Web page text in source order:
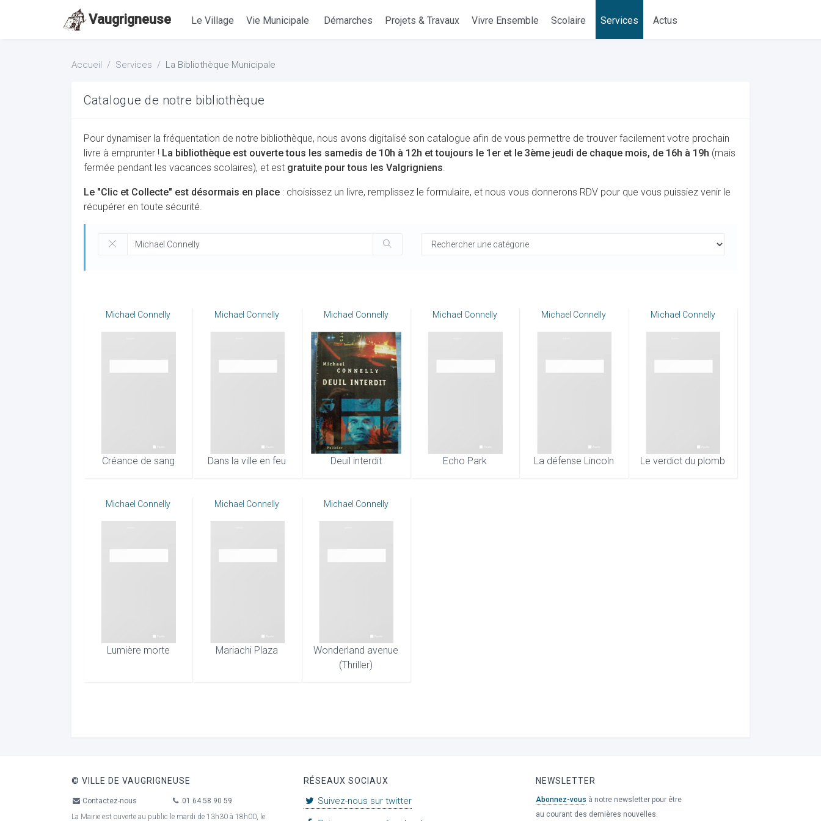
Vaugrigneuse Le Village Vie Municipale Démarches Projets & Travaux Vivre Ensemble Scolaire Services Actus
Accueil Services La Bibliothèque Municipale
Catalogue de notre bibliothèque
Pour dynamiser la fréquentation de notre bibliothèque, nous avons digitalisé son catalogue afin de vous permettre de trouver facilement votre prochain
livre à emprunter ! La bibliothèque est ouverte tous les samedis de 10h à 12h et toujours le 1er et le 3ème jeudi de chaque mois, de 16h à 19h (mais
fermée pendant les vacances scolaires), et est gratuite pour tous les Valgrigniens.
Le "Clic et Collecte" est désormais en place : choisissez un livre, remplissez le formulaire, et nous vous donnerons RDV pour que vous puissiez venir le
récupérer en toute sécurité.
Michael Connelly
Créance de sang
Michael Connelly
Dans la ville en feu
Michael Connelly
Deuil interdit
Michael Connelly
Echo Park
Michael Connelly
La défense Lincoln
Michael Connelly
Le verdict du plomb
Michael Connelly
Lumière morte
Michael Connelly
Mariachi Plaza
Michael Connelly
Wonderland avenue
(Thriller)
© VILLE DE VAUGRIGNEUSE
Contactez-nous
01 64 58 90 59
La Mairie est ouverte au public le mardi de 13h30 à 18h00, le
RÉSEAUX SOCIAUX
Suivez-nous sur twitter
NEWSLETTER
Abonnez-vous à notre newsletter pour être
au courant des dernières nouvelles.